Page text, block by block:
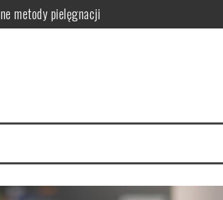
dla skóry i włosów
organizmu
– smukłe nogi w 4 tygodnie